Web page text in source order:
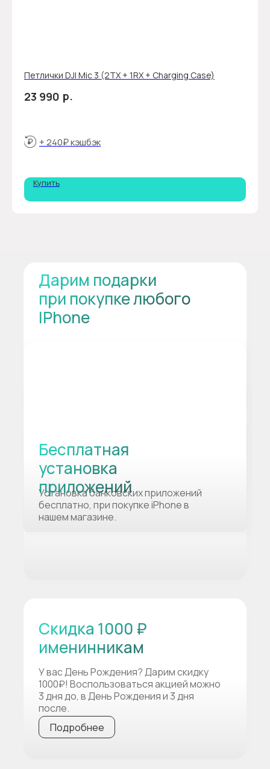
Петлички DJI Mic 3 (2TX + 1RX + Charging Case)
23 990 р.
+ 240₽ кэшбэк
Купить
Дарим подарки
при покупке любого
IPhone
Установка банковских приложений
бесплатно, при покупке iPhone в
нашем магазине.
Бесплатная
установка
приложений
Подробнее
Скидка 1000 ₽
именинникам
У вас День Рождения? Дарим скидку
1000₽! Воспользоваться акцией можно
3 дня до, в День Рождения и 3 дня
после.